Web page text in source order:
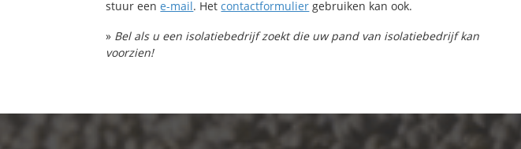
stuur eene-mail. Hetcontactformulier gebruiken kan ook.
» Bel als u een isolatiebedrijf zoekt die uw pand van isolatiebedrijf kan
voorzien!